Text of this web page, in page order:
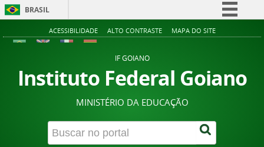
BRASIL
Simplifique!
Acesso à informação
Legislação
Canais
ACESSIBILIDADE ALTO CONTRASTE MAPA DO SITE
IF GOIANO
Instituto Federal Goiano
MINISTÉRIO DA EDUCAÇÃO